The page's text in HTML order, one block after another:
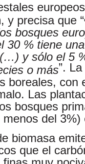
y precisa que “
bosques
30 % tiene
y sólo el 5
o más”.
boreales, con
Las
bosques
del 3%)
biomasa
que el